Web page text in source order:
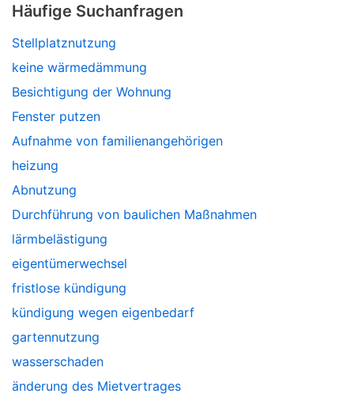
Häufige Suchanfragen
Stellplatznutzung
keine wärmedämmung
Besichtigung der Wohnung
Fenster putzen
Aufnahme von familienangehörigen
heizung
Abnutzung
Durchführung von baulichen Maßnahmen
lärmbelästigung
eigentümerwechsel
fristlose kündigung
kündigung wegen eigenbedarf
gartennutzung
wasserschaden
änderung des Mietvertrages